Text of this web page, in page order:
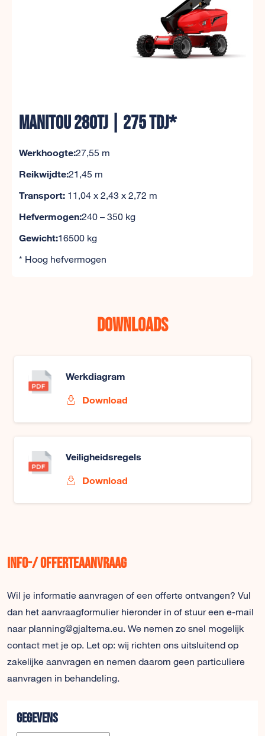
MANITOU 280TJ | 275 TDJ*
Werkhoogte:27,55 m
Reikwijdte:21,45 m
Transport: 11,04 x 2,43 x 2,72 m
Hefvermogen:240 – 350 kg
Gewicht:16500 kg
* Hoog hefvermogen
Downloads
Werkdiagram
Download
Veiligheidsregels
Download
Info-/ offerteaanvraag
Wil je informatie aanvragen of een offerte ontvangen? Vul
dan het aanvraagformulier hieronder in of stuur een e-mail
naar planning@gjaltema.eu. We nemen zo snel mogelijk
contact met je op. Let op: wij richten ons uitsluitend op
zakelijke aanvragen en nemen daarom geen particuliere
aanvragen in behandeling.
Gegevens